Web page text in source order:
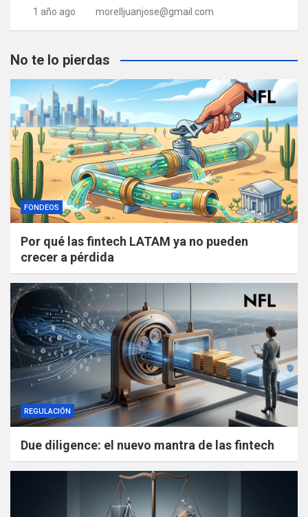
1 año ago morelljuanjose@gmail.com
No te lo pierdas
FONDEOS
Por qué las fintech LATAM ya no pueden
crecer a pérdida
REGULACIÓN
Due diligence: el nuevo mantra de las fintech